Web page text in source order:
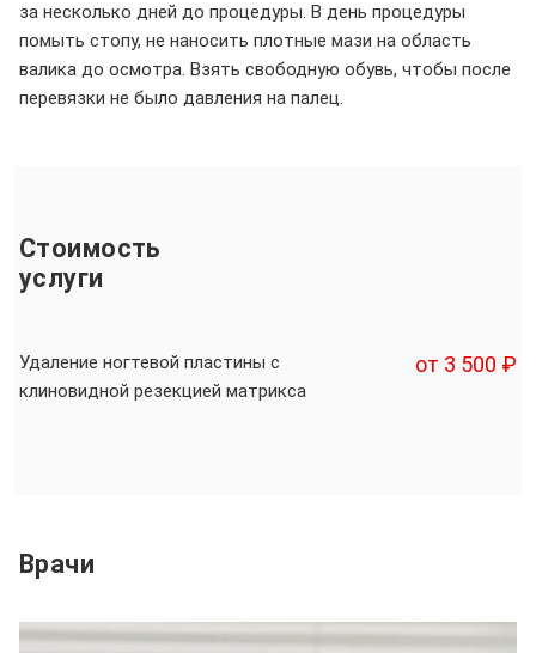
за несколько дней до процедуры. В день процедуры
помыть стопу, не наносить плотные мази на область
валика до осмотра. Взять свободную обувь, чтобы после
перевязки не было давления на палец.
Стоимость
услуги
Удаление ногтевой пластины с
клиновидной резекцией матрикса
от 3 500 ₽
Врачи